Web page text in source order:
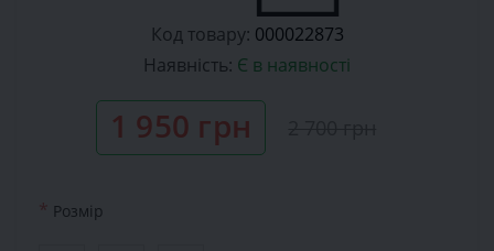
Код товару: 000022873
Наявність: Є в наявності
1 950 грн
* Розмiр